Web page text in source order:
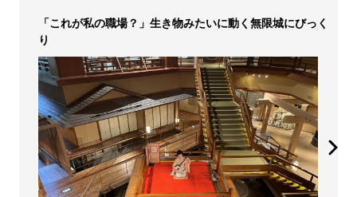
「これが私の職場？」生き物みたいに動く無限城にびっく
り